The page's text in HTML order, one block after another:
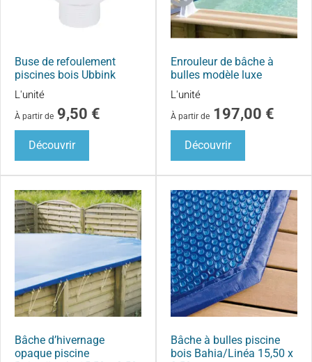
Buse de refoulement
piscines bois Ubbink
L'unité
À partir de 9,50 €
Découvrir
Enrouleur de bâche à
bulles modèle luxe
L'unité
À partir de 197,00 €
Découvrir
Bâche d’hivernage
opaque piscine
Bâche à bulles piscine
bois Bahia/Linéa 15,50 x